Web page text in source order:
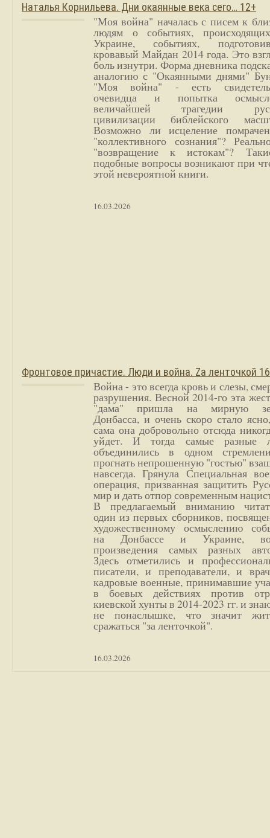
Наталья Корнильева. Дни окаянные века сего… 12+
"Моя война" началась с писем к
людям о событиях,
Украине, событиях,
кровавый Майдан 2014 года. Это
боль изнутри. Форма дневника
аналогию с "Окаянными днями"
"Моя война" - есть
очевидца и попытка
величайшей трагедии
цивилизации библейского
Возможно ли исцеление
"коллективного сознания"?
"возвращение к истокам"?
подобные вопросы возникают при
этой невероятной книги.
16.03.2026
Фронтовое причастие. Люди и война. Zа ленточкой
Война - это всегда кровь и слезы,
разрушения. Весной 2014-го эта
"дама" пришла на мирную
Донбасса, и очень скоро стало
сама она добровольно отсюда
уйдет. И тогда самые разные
объединились в одном
прогнать непрошенную "гостью"
навсегда. Грянула Специальная
операция, призванная защитить
мир и дать отпор современным
В предлагаемый вниманию
один из первых сборников,
художественному осмыслению
на Донбассе и Украине,
произведения самых разных
Здесь отметились и
писатели, и преподаватели, и
кадровые военные, принимавшие
в боевых действиях против
киевской хунты в 2014-2023 гг. и
не понаслышке, что значит
сражаться "за ленточкой".
16.03.2026